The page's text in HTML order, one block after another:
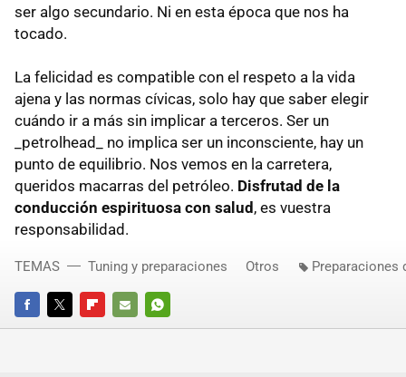
ser algo secundario. Ni en esta época que nos ha
tocado.
La felicidad es compatible con el respeto a la vida
ajena y las normas cívicas, solo hay que saber elegir
cuándo ir a más sin implicar a terceros. Ser un
_petrolhead_ no implica ser un inconsciente, hay un
punto de equilibrio. Nos vemos en la carretera,
queridos macarras del petróleo. Disfrutad de la
conducción espirituosa con salud , es vuestra
responsabilidad.
FACEBOOKTWITTERFLIPBOARD
E-
WHATSAPP
TEMAS Tuning y preparaciones Otros Preparaciones